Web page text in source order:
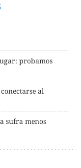
probamos
al
sufra menos